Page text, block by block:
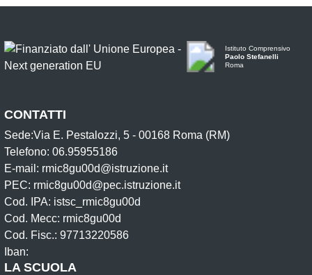
Istituto Comprensivo
Paolo Stefanelli
Roma
CONTATTI
Sede:Via E. Pestalozzi, 5 - 00168 Roma (RM)
Telefono: 06.95955186
E-mail: rmic8gu00d@istruzione.it
PEC: rmic8gu00d@pec.istruzione.it
Cod. IPA: istsc_rmic8gu00d
Cod. Mecc: rmic8gu00d
Cod. Fisc.: 97713220586
Iban:
LA SCUOLA